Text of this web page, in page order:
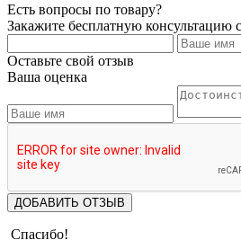
Есть вопросы по товару?
Закажите бесплатную консультацию
Оставьте свой отзыв
Ваша оценка
ДОБАВИТЬ ОТЗЫВ
Спасибо!